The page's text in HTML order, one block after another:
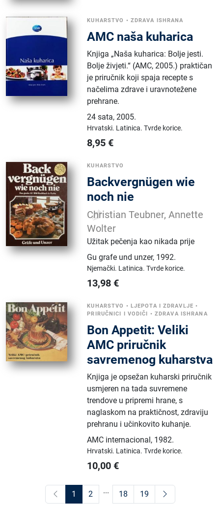
KUHARSTVO • ZDRAVA ISHRANA
AMC naša kuharica
Knjiga „Naša kuharica: Bolje jesti.
Bolje živjeti.“ (AMC, 2005.) praktičan
je priručnik koji spaja recepte s
načelima zdrave i uravnotežene
prehrane.
24 sata,2005.
Hrvatski. Latinica.Tvrde korice.
8,95 €
KUHARSTVO
Backvergnügen wie
noch nie
Christian Teubner, Annette
Wolter
Užitak pečenja kao nikada prije
Gu grafe und unzer, 1992.
Njemački. Latinica.Tvrde korice.
13,98 €
KUHARSTVO • LJEPOTA I ZDRAVLJE •
PRIRUČNICI I VODIČI • ZDRAVA ISHRANA
Bon Appetit: Veliki
AMC priručnik
savremenog kuharstva
Knjiga je opsežan kuhar­s­ki priručnik
usmjeren na tada suvremene
trendove u pripremi hrane, s
naglaskom na praktičnost, zdraviju
prehranu i učinkovito kuhanje.
AMC internacional, 1982.
Hrvatski. Latinica.Tvrde korice.
10,00 €
1 2 ... 18 19